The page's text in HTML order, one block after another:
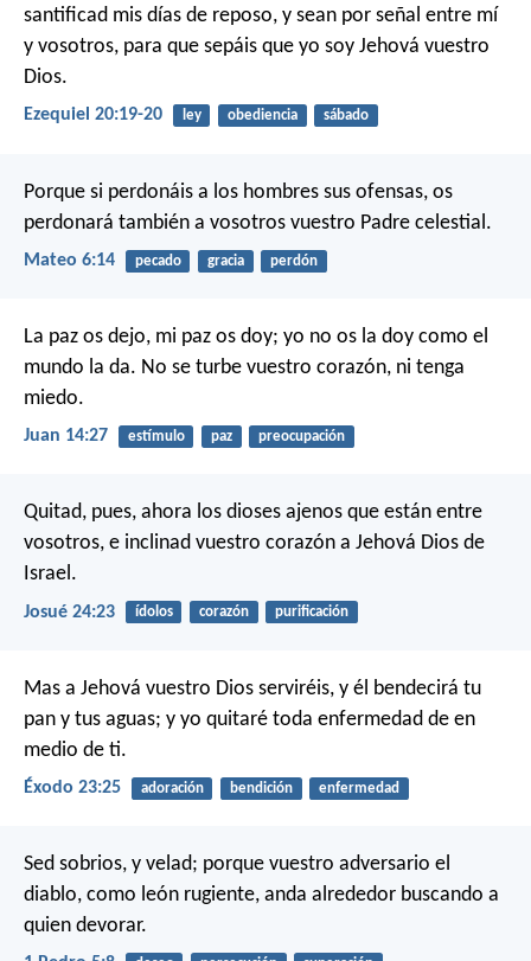
santificad mis días de reposo, y sean por señal entre mí
y vosotros, para que sepáis que yo soy Jehová vuestro
Dios.
Ezequiel 20:19-20 ley obediencia sábado
Porque si perdonáis a los hombres sus ofensas, os
perdonará también a vosotros vuestro Padre celestial.
Mateo 6:14 pecado gracia perdón
La paz os dejo, mi paz os doy; yo no os la doy como el
mundo la da. No se turbe vuestro corazón, ni tenga
miedo.
Juan 14:27 estímulo paz preocupación
Quitad, pues, ahora los dioses ajenos que están entre
vosotros, e inclinad vuestro corazón a Jehová Dios de
Israel.
Josué 24:23 ídolos corazón purificación
Mas a Jehová vuestro Dios serviréis, y él bendecirá tu
pan y tus aguas; y yo quitaré toda enfermedad de en
medio de ti.
Éxodo 23:25 adoración bendición enfermedad
Sed sobrios, y velad; porque vuestro adversario el
diablo, como león rugiente, anda alrededor buscando a
quien devorar.